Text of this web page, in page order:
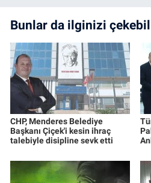
Bunlar da ilginizi
CHP, Menderes Belediye
Başkanı Çiçek'i kesin ihraç
talebiyle disipline sevk etti